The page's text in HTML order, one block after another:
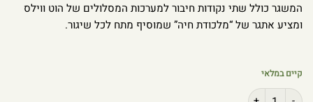
המשגר כולל שתי נקודות חיבור למערכות המסלולים של הוט ווילס
ומציע אתגר של “מלכודת חיה” שמוסיף מתח לכל שיגור.
קיים במלאי
כמות של משגר חיות עוצמתי Hot Wheels – דגם כריש או דינוזאור לחיבור למסלולים